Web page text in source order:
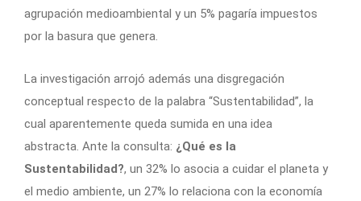
agrupación medioambiental y un 5% pagaría impuestos
por la basura que genera.
La investigación arrojó además una disgregación
conceptual respecto de la palabra “Sustentabilidad”, la
cual aparentemente queda sumida en una idea
abstracta. Ante la consulta: ¿Qué es la
Sustentabilidad?, un 32% lo asocia a cuidar el planeta y
el medio ambiente, un 27% lo relaciona con la economía